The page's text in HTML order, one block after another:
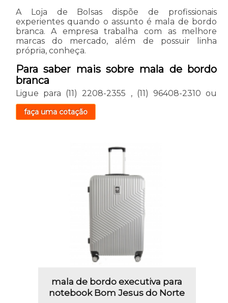
A Loja de Bolsas dispõe de profissionais
experientes quando o assunto é mala de bordo
branca. A empresa trabalha com as melhore
marcas do mercado, além de possuir linha
própria, conheça.
Para saber mais sobre mala de bordo
branca
Ligue para (11) 2208-2355 , (11) 96408-2310 ou
faça uma cotação
mala de bordo executiva para
notebook Bom Jesus do Norte